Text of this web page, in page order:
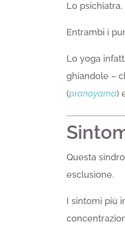
Lo
Entrambi i
Lo yoga
ghiandole –
(pranayama)
Questa
esclusione.
I sintomi più